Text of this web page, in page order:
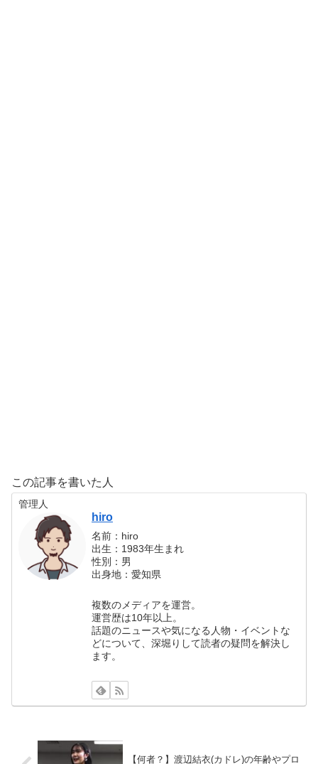
この記事を書いた人
管理人
hiro
名前：hiro
出生：1983年生まれ
性別：男
出身地：愛知県
複数のメディアを運営。
運営歴は10年以上。
話題のニュースや気になる人物・イベントな
どについて、深堀りして読者の疑問を解決し
ます。
【何者？】渡辺結衣(カドレ)の年齢やプロ